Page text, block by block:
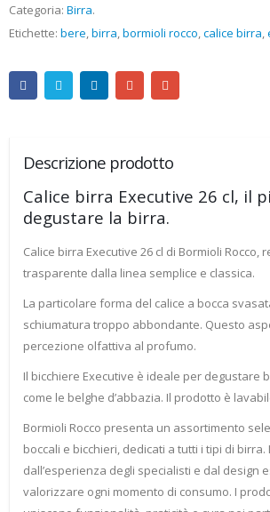
Categoria: Birra.
Etichette: bere,birra,bormioli rocco,calice birra,
Descrizione prodotto
Calice birra Executive 26 cl, il
degustare la birra.
Calice birra Executive 26 cl di Bormioli Rocco,
trasparente dalla linea semplice e classica.
La particolare forma del calice a bocca
schiumatura troppo abbondante. Questo
percezione olfattiva al profumo.
Il bicchiere Executive è ideale per degustare
come le belghe d’abbazia. Il prodotto è
Bormioli Rocco presenta un assortimento
boccali e bicchieri, dedicati a tutti i tipi di
dall’esperienza degli specialisti e dal design
valorizzare ogni momento di consumo. I